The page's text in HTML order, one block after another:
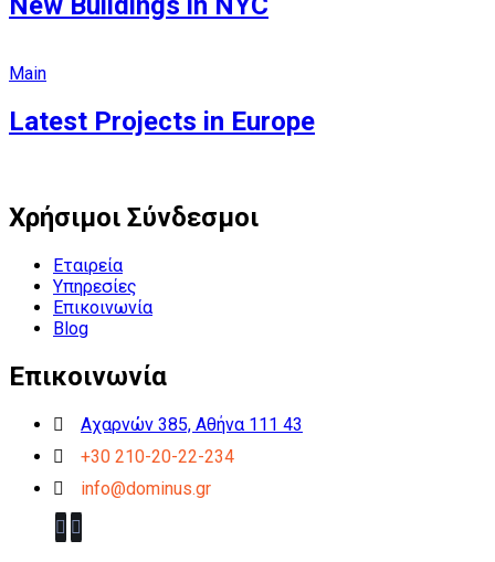
Main
Latest Projects in Europe
Χρήσιμοι Σύνδεσμοι
Εταιρεία
Υπηρεσίες
Επικοινωνία
Blog
Επικοινωνία
Αχαρνών 385, Αθήνα 111 43
+30 210-20-22-234
info@dominus.gr